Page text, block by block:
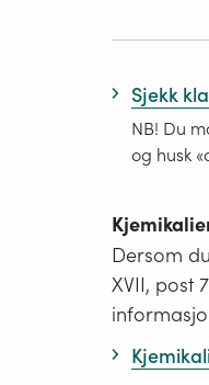
Sjekk
NB! Du
og husk
Dersom
XVII, post